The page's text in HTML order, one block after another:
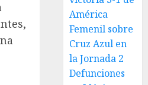
América
Femenil sobre
Cruz Azul en
la Jornada 2
Defunciones